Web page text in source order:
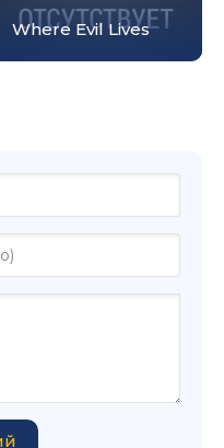
Where Evil Lives